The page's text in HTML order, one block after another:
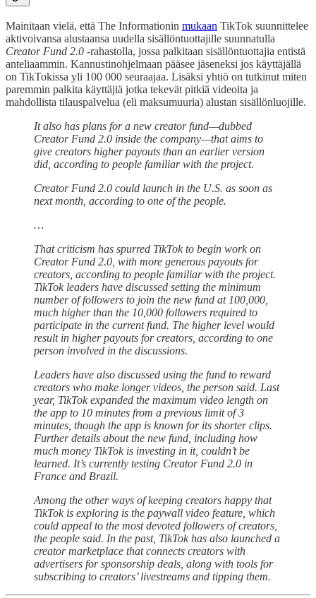
Mainitaan vielä, että The Informationin mukaan TikTok suunnittelee
aktivoivansa alustaansa uudella sisällöntuottajille suunnatulla
Creator Fund 2.0 -rahastolla, jossa palkitaan sisällöntuottajia entistä
anteliaammin. Kannustinohjelmaan pääsee jäseneksi jos käyttäjällä
on TikTokissa yli 100 000 seuraajaa. Lisäksi yhtiö on tutkinut miten
paremmin palkita käyttäjiä jotka tekevät pitkiä videoita ja
mahdollista tilauspalvelua (eli maksumuuria) alustan sisällönluojille.
It also has plans for a new creator fund—dubbed
Creator Fund 2.0 inside the company—that aims to
give creators higher payouts than an earlier version
did, according to people familiar with the project.
Creator Fund 2.0 could launch in the U.S. as soon as
next month, according to one of the people.
…
That criticism has spurred TikTok to begin work on
Creator Fund 2.0, with more generous payouts for
creators, according to people familiar with the project.
TikTok leaders have discussed setting the minimum
number of followers to join the new fund at 100,000,
much higher than the 10,000 followers required to
participate in the current fund. The higher level would
result in higher payouts for creators, according to one
person involved in the discussions.
Leaders have also discussed using the fund to reward
creators who make longer videos, the person said. Last
year, TikTok expanded the maximum video length on
the app to 10 minutes from a previous limit of 3
minutes, though the app is known for its shorter clips.
Further details about the new fund, including how
much money TikTok is investing in it, couldn’t be
learned. It’s currently testing Creator Fund 2.0 in
France and Brazil.
Among the other ways of keeping creators happy that
TikTok is exploring is the paywall video feature, which
could appeal to the most devoted followers of creators,
the people said. In the past, TikTok has also launched a
creator marketplace that connects creators with
advertisers for sponsorship deals, along with tools for
subscribing to creators’ livestreams and tipping them.